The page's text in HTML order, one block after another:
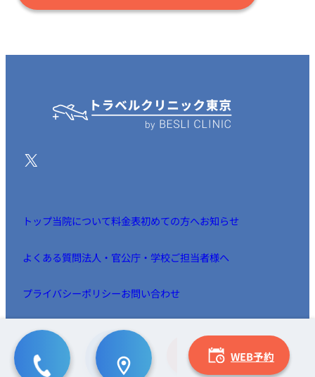
WEB予約
WEB予約
X
トップ当院について料金表初めての方へお知らせ
よくある質問法人・官公庁・学校ご担当者様へ
プライバシーポリシーお問い合わせ
© 2025 トラベルクリニック東京 by Besli Clinic